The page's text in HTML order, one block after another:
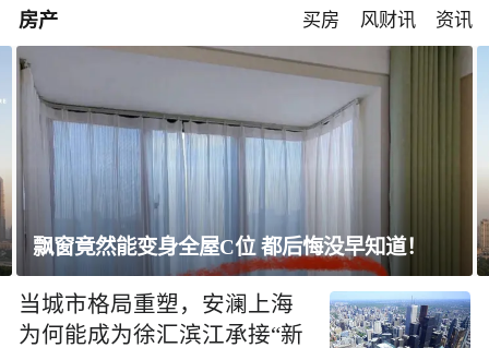
房产 买房 风财讯 资讯
全屋C位 都后悔没早知道！ 上海未建成的
当城市格局重塑，安澜上海
为何能成为徐汇滨江承接“新